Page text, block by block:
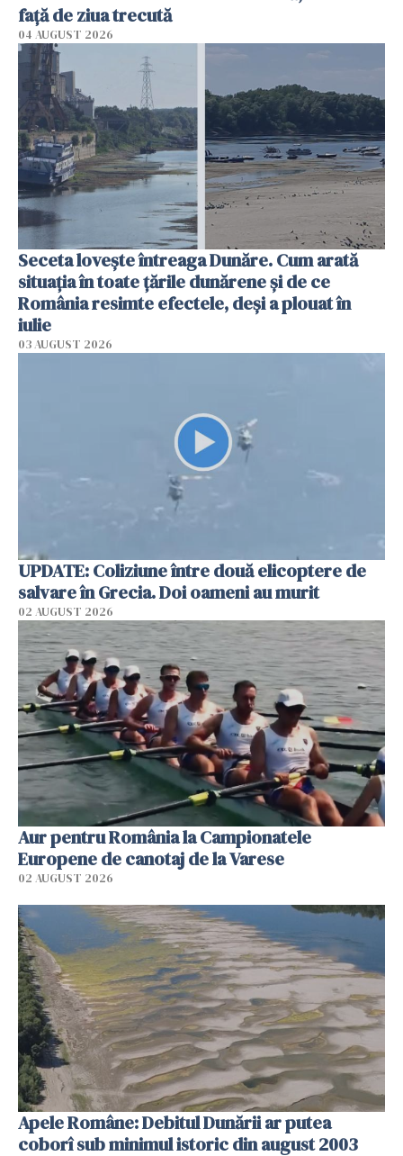
faţă de ziua trecută
04 AUGUST 2026
Seceta lovește întreaga Dunăre. Cum arată
situația în toate țările dunărene și de ce
România resimte efectele, deși a plouat în
iulie
03 AUGUST 2026
UPDATE: Coliziune între două elicoptere de
salvare în Grecia. Doi oameni au murit
02 AUGUST 2026
Aur pentru România la Campionatele
Europene de canotaj de la Varese
02 AUGUST 2026
Apele Române: Debitul Dunării ar putea
coborî sub minimul istoric din august 2003